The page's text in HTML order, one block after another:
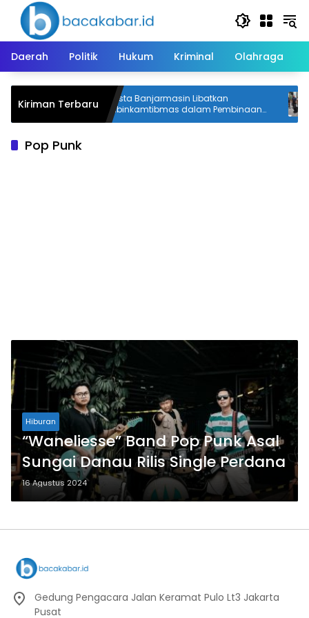
Langsung
konten
Daerah
Politik Hukum Kriminal Olahraga
Kiriman Terbaru
APBD
Polresta Banjarmasin Libatkan
Bhabinkamtibmas dalam Pembinaan
Klien Pemasyarakatan
Pop Punk
Hiburan
“Waneliesse” Band Pop Punk Asal
Sungai Danau Rilis Single Perdana
16 Agustus 2024
Gedung Pengacara Jalan Keramat Pulo Lt3 Jakarta
Pusat